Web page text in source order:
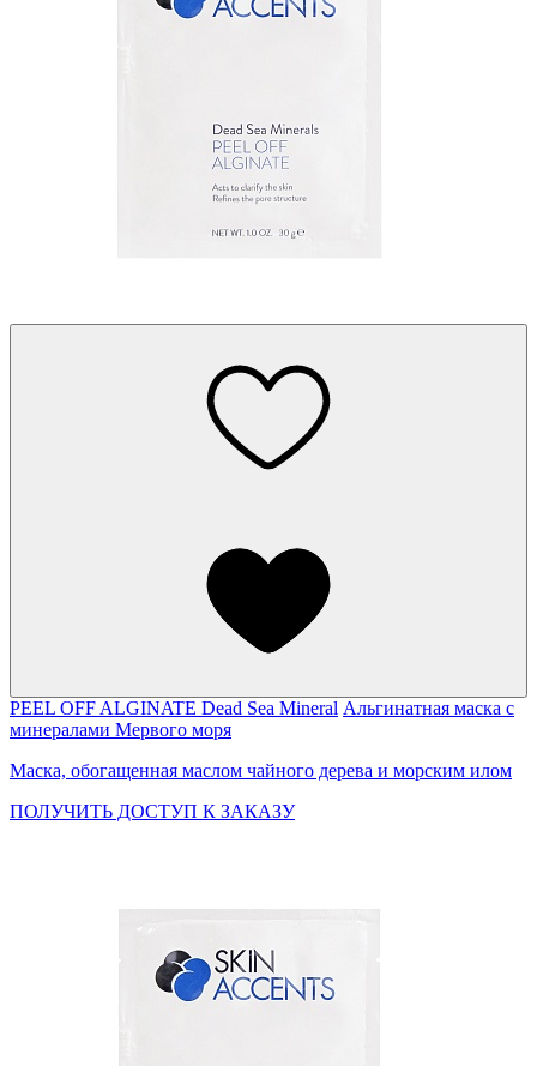
PEEL OFF ALGINATE Dead Sea Mineral Альгинатная маска с
минералами Мервого моря
Маска, обогащенная маслом чайного дерева и морским илом
ПОЛУЧИТЬ ДОСТУП К ЗАКАЗУ